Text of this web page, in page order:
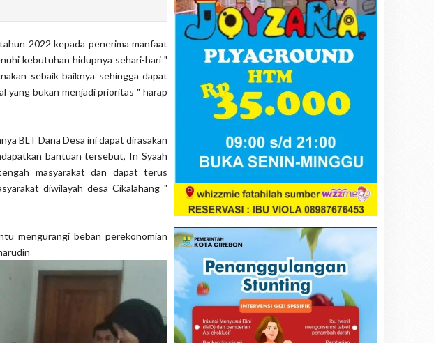
2022 kepada penerima manfaat
kebutuhan hidupnya sehari-hari "
sebaik baiknya sehingga dapat
yang bukan menjadi prioritas " harap
BLT Dana Desa ini dapat dirasakan
bantuan tersebut, In Syaah
masyarakat dan dapat terus
diwilayah desa Cikalahang "
mengurangi beban perekonomian